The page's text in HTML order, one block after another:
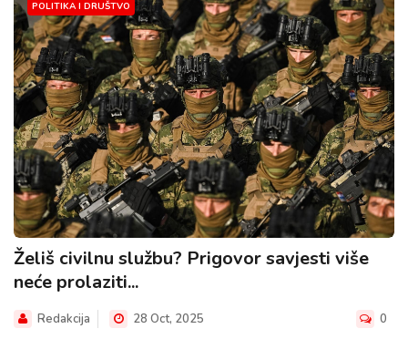
POLITIKA I DRUŠTVO
Želiš civilnu službu? Prigovor savjesti više
neće prolaziti...
Redakcija 28 Oct, 2025 0